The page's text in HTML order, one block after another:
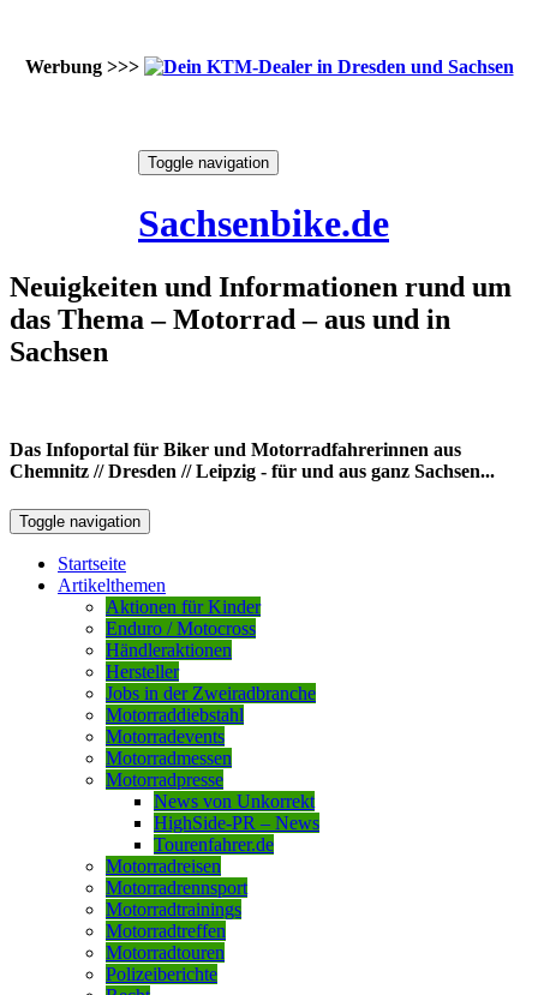
Werbung >>>
Toggle navigation
Sachsenbike.de
Neuigkeiten und Informationen rund um
das Thema – Motorrad – aus und in
Sachsen
Das Infoportal für Biker und Motorradfahrerinnen aus
Chemnitz // Dresden // Leipzig - für und aus ganz Sachsen...
Toggle navigation
Startseite
Artikelthemen
Aktionen für Kinder
Enduro / Motocross
Händleraktionen
Hersteller
Jobs in der Zweiradbranche
Motorraddiebstahl
Motorradevents
Motorradmessen
Motorradpresse
News von Unkorrekt
HighSide-PR – News
Tourenfahrer.de
Motorradreisen
Motorradrennsport
Motorradtrainings
Motorradtreffen
Motorradtouren
Polizeiberichte